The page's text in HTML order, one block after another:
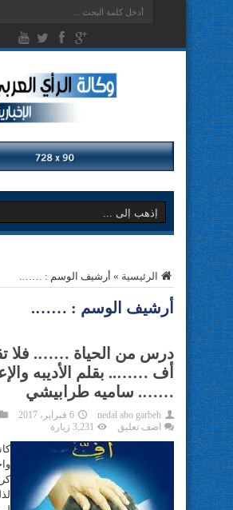
الرئيسية » أرشيف الوسم : …….
أرشيف الوسم : …….
درس من الحياة ……. فلا
أف …….. بقلم الأديبه
……. ساميه طرابيشي
nedal abo garbeh 6 فبراير، 2017
اضف تعليق
3,231 زيارة